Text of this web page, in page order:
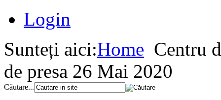
Login
Sunteți aici:Home Centru
de presa 26 Mai 2020
Căutare...